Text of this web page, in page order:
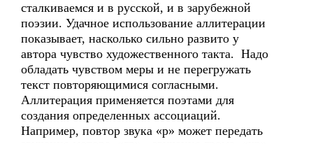
сталкиваемся и в русской, и в зарубежной
поэзии. Удачное использование аллитерации
показывает, насколько сильно развито у
автора чувство художественного такта. Надо
обладать чувством меры и не перегружать
текст повторяющимися согласными.
Аллитерация применяется поэтами для
создания определенных ассоциаций.
Например, повтор звука «р» может передать